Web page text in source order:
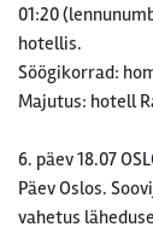
01:20
hotellis.
Söögikorrad:
Majutus: hotell
6. päev 18.07
Päev Oslos.
vahetus